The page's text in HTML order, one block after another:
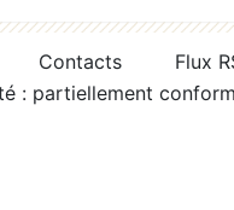
Contacts
Flux
: partiellement